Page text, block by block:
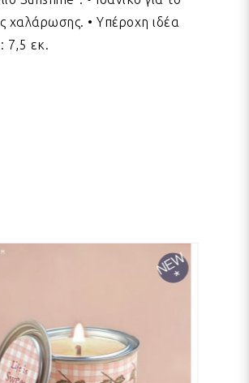
χαλάρωσης. • Υπέροχη ιδέα
7,5 εκ.